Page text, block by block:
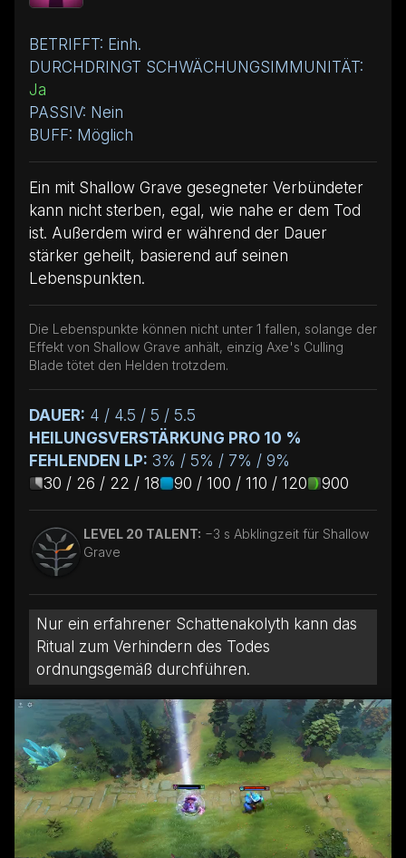
BETRIFFT: Einh.
DURCHDRINGT SCHWÄCHUNGSIMMUNITÄT:
Ja
PASSIV: Nein
BUFF: Möglich
Ein mit Shallow Grave gesegneter Verbündeter
kann nicht sterben, egal, wie nahe er dem Tod
ist. Außerdem wird er während der Dauer
stärker geheilt, basierend auf seinen
Lebenspunkten.
Die Lebenspunkte können nicht unter 1 fallen, solange der
Effekt von Shallow Grave anhält, einzig Axe's Culling
Blade tötet den Helden trotzdem.
DAUER: 4 / 4.5 / 5 / 5.5
HEILUNGSVERSTÄRKUNG PRO 10 %
FEHLENDEN LP: 3% / 5% / 7% / 9%
30 / 26 / 22 / 18
90 / 100 / 110 / 120 900
LEVEL 20 TALENT: −3 s Abklingzeit für Shallow
Grave
Nur ein erfahrener Schattenakolyth kann das
Ritual zum Verhindern des Todes
ordnungsgemäß durchführen.